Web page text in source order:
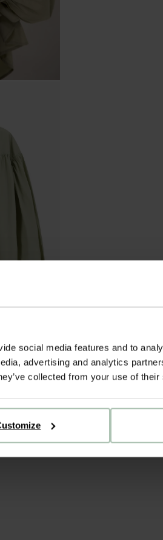
social media features and to
advertising and analytics
collected from your use of